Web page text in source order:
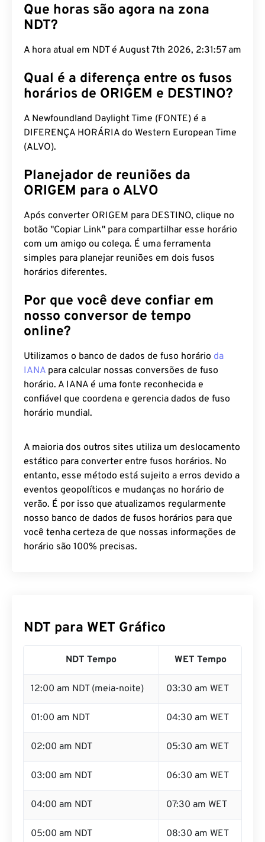
Que horas são agora na zona
NDT?
A hora atual em NDT é August 7th 2026, 2:31:58
Qual é a diferença entre os fusos
A Newfoundland Daylight Time (FONTE) é a
DIFERENÇA HORÁRIA do Western European Time
Planejador de reuniões da
Após converter ORIGEM para DESTINO, clique no
botão "Copiar Link" para compartilhar esse horário
com um amigo ou colega. É uma ferramenta
simples para planejar reuniões em dois fusos
Por que você deve confiar em
nosso conversor de tempo
Utilizamos o banco de dados de fuso horárioda
IANApara calcular nossas conversões de fuso
horário. A IANA é uma fonte reconhecida e
confiável que coordena e gerencia dados de fuso
A maioria dos outros sites utiliza um deslocamento
estático para converter entre fusos horários. No
entanto, esse método está sujeito a erros devido a
eventos geopolíticos e mudanças no horário de
verão. É por isso que atualizamos regularmente
nosso banco de dados de fusos horários para que
você tenha certeza de que nossas informações de